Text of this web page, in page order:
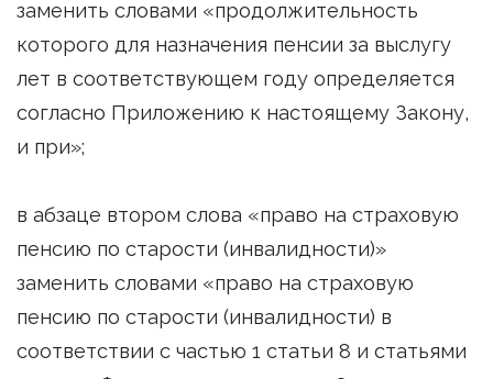
заменить словами «продолжительность
которого для назначения пенсии за выслугу
лет в соответствующем году определяется
согласно Приложению к настоящему Закону,
и при»;
в абзаце втором слова «право на страховую
пенсию по старости (инвалидности)»
заменить словами «право на страховую
пенсию по старости (инвалидности) в
соответствии с частью 1 статьи 8 и статьями